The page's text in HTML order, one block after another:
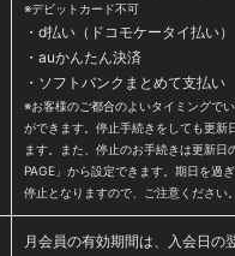
※デビットカード不可
・d払い（ドコモケータイ払い）
・auかんたん決済
・ソフトバンクまとめて支払い
※お客様のご都合のよいタイミングで
ができます。停止手続きをしても更新
ます。また、停止のお手続きは更新
PAGE」から設定できます。期日を過
停止となりますので、ご注意ください。
月会員の有効期間は、入会日の